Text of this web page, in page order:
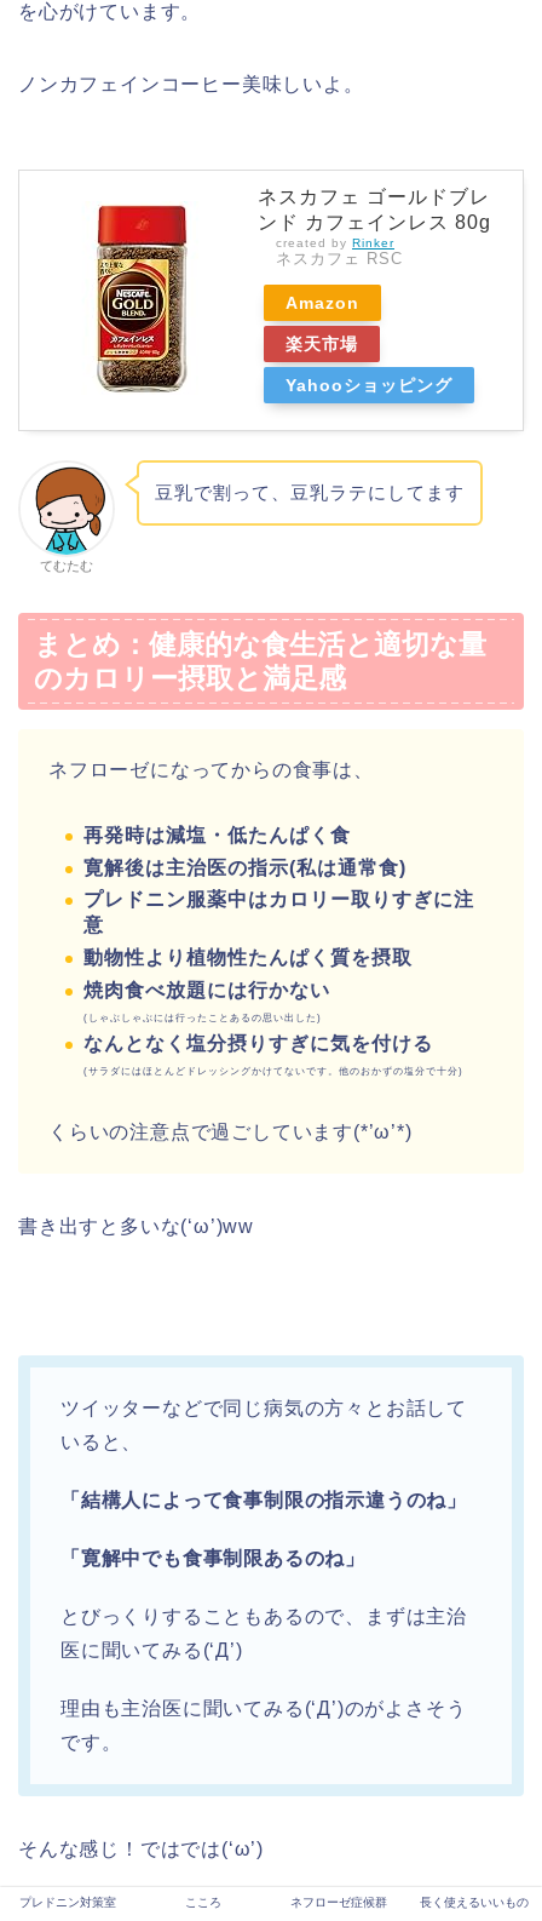
を心がけています。
ノンカフェインコーヒー美味しいよ。
ネスカフェ ゴールドブレ
ンド カフェインレス 80g
created by Rinker
ネスカフェ RSC
Amazon
楽天市場
Yahooショッピング
てむたむ
豆乳で割って、豆乳ラテにしてます
まとめ：健康的な食生活と適切な量
のカロリー摂取と満足感
ネフローゼになってからの食事は、
再発時は減塩・低たんぱく食
寛解後は主治医の指示(私は通常食)
プレドニン服薬中はカロリー取りすぎに注
意
動物性より植物性たんぱく質を摂取
焼肉食べ放題には行かない
(しゃぶしゃぶには行ったことあるの思い出した)
なんとなく塩分摂りすぎに気を付ける
(サラダにはほとんどドレッシングかけてないです。他のおかずの塩分で十分)
くらいの注意点で過ごしています(*’ω’*)
書き出すと多いな(‘ω’)ww
ツイッターなどで同じ病気の方々とお話して
いると、
「結構人によって食事制限の指示違うのね」
「寛解中でも食事制限あるのね」
とびっくりすることもあるので、まずは主治
医に聞いてみる(‘Д’)
理由も主治医に聞いてみる(‘Д’)のがよさそう
です。
そんな感じ！ではでは(‘ω’)
プレドニン対策室 こころ ネフローゼ症候群 長く使えるいいもの